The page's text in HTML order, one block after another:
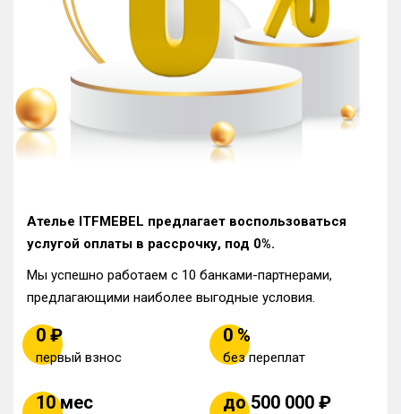
Ателье ITFMEBEL предлагает воспользоваться
услугой оплаты в рассрочку, под 0%.
Мы успешно работаем с 10 банками-партнерами,
предлагающими наиболее выгодные условия.
0 ₽
первый взнос
0 %
без переплат
10 мес до 500 000 ₽